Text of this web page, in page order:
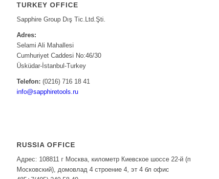
TURKEY OFFICE
Sapphire Group Dış Tic.Ltd.Şti.
Adres:
Selami Ali Mahallesi
Cumhuriyet Caddesi No:46/30
Üsküdar-İstanbul-Turkey
Telefon: (0216) 716 18 41
info@sapphiretools.ru
RUSSIA OFFICE
Адрес: 108811 г Москва, километр Киевское шоссе 22-й (п
Московский), домовлад 4 строение 4, эт 4 бл офис